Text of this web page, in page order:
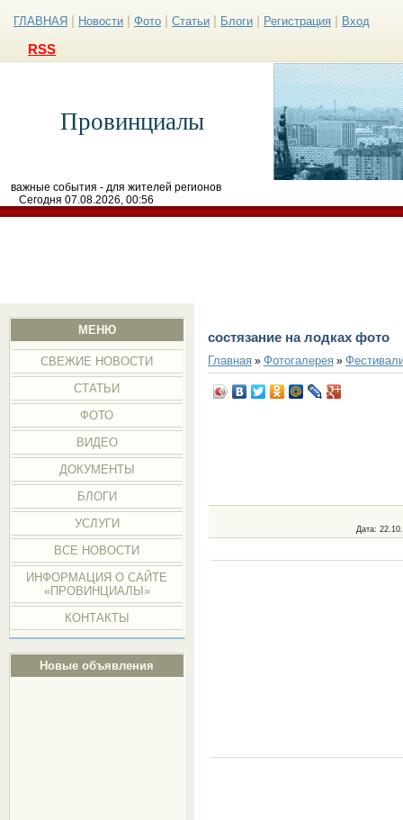
ГЛАВНАЯ Новости Фото Статьи Блоги Регистрация Вход
RSS
Провинциалы
важные события - для жителей регионов
Сегодня 07.08.2026, 00:56
МЕНЮ
СВЕЖИЕ НОВОСТИ
СТАТЬИ
ФОТО
ВИДЕО
ДОКУМЕНТЫ
БЛОГИ
УСЛУГИ
ВСЕ НОВОСТИ
ИНФОРМАЦИЯ О САЙТЕ
«ПРОВИНЦИАЛЫ»
КОНТАКТЫ
Новые объявления
состязание на лодках фото
Главная» Фотогалерея»
Дата: